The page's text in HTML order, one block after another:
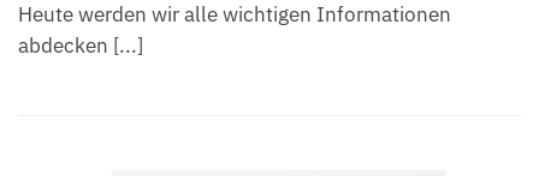
Heute werden wir alle wichtigen Informationen
abdecken [...]